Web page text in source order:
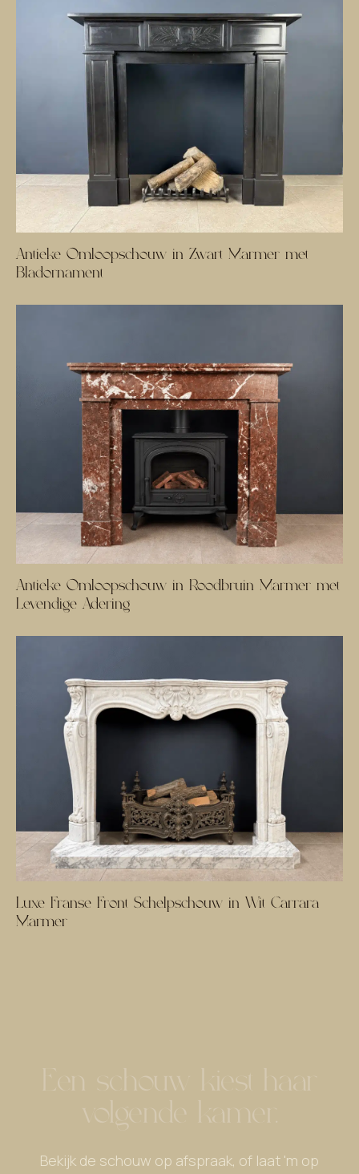
Antieke Omloopschouw in Zwart Marmer met
Bladornament
Antieke Omloopschouw in Roodbruin Marmer met
Levendige Adering
Luxe Franse Front Schelpschouw in Wit Carrara
Marmer
Een schouw kiest haar
volgende kamer.
Bekijk de schouw op afspraak, of laat 'm op